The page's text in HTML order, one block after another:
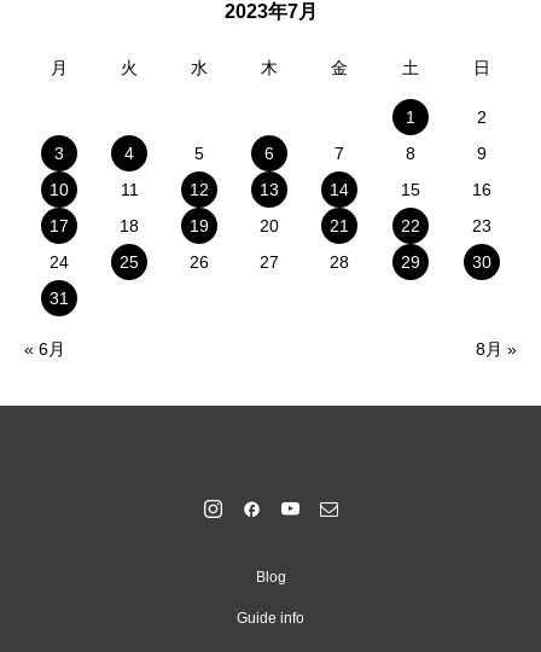
2023年7月
月 火 水 木 金 土 日
1
2
3
4 5 6 7 8
9
10
11 12 13 14 15
16
17
18 19 20 21 22
23
24
25 26 27 28 29
30
31
« 6月 8月 »
Blog
Guide info